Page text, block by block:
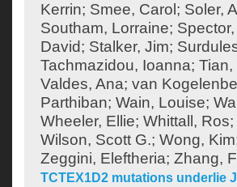
Kerrin; Smee, Carol ; Soler,
Southam, Lorraine;
David; Stalker, Jim;
Tachmazidou, Ioanna; Tian,
Valdes, Ana; van
Parthiban; Wain, Louise;
Wheeler, Ellie; Whittall, Ros;
Wilson, Scott G.; Wong, Kim
Zeggini, Eleftheria; Zhang,
TCTEX1D2 mutations underlie